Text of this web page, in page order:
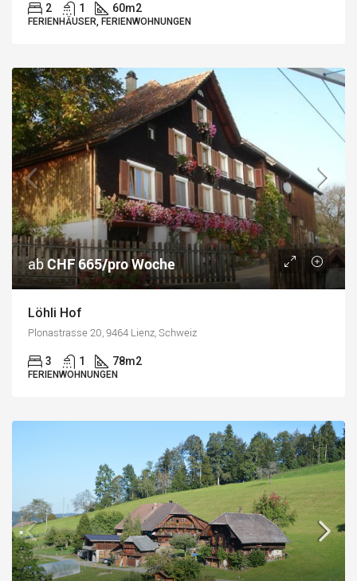
2 1 60m2
FERIENHÄUSER, FERIENWOHNUNGEN
abCHF 665/pro Woche
Löhli Hof
Plonastrasse 20, 9464 Lienz, Schweiz
3 1 78m2
FERIENWOHNUNGEN